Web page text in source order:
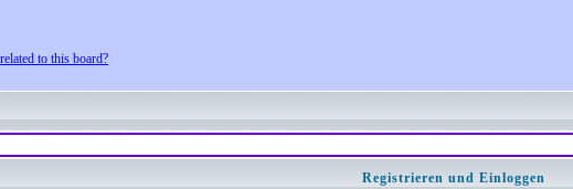
to this board?
Registrieren und Einloggen